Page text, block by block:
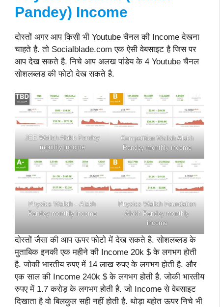
Pandey) Income
दोस्तों अगर आप किसी भी Youtube चैनल की Income देखना
चाहते है. तो Socialblade.com एक ऐसी वेबसाइट है जिस पर
आप देख सकते है. निचे आप अलख पांडेय के 4 Youtube चैनल
सोशलब्लड की फोटो देख सकते है.
JEE Wallah Alakh Pandey
monthly income
Competition Wallah Alakh
Pandey monthly income
Physics Wallah – Alakh
Pandey monthly income
Physics Wallah Foundation
Alakh Pandey monthly
income
दोस्तों जैसा की आप ऊपर फोटो में देख सकते है. सोशलब्लड के
मुताबिक इनकी एक महीने की Income 20k $ के लगभग होती
है. जोकी भारतीय रुपए में 14 लाख रुपए के लगभग होती है. और
एक साल की Income 240k $ के लगभग होती है. जोकी भारतीय
रुपए में 1.7 करोड़ के लगभग होती है. जो Income से वेबसाइट
दिखाता है वो बिलकुल सही नहीं होती है. थोड़ा बहोत ऊपर निचे भी